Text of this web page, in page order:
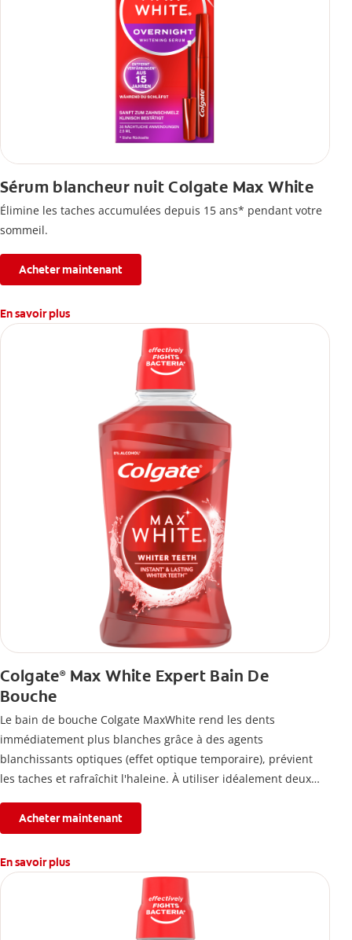
Sérum blancheur nuit Colgate Max White
Élimine les taches accumulées depuis 15 ans* pendant votre
sommeil.
Acheter maintenant
En savoir plus
Colgate®Max White Expert Bain De
Bouche
Le bain de bouche Colgate MaxWhite rend les dents
immédiatement plus blanches grâce à des agents
blanchissants optiques (effet optique temporaire), prévient
les taches et rafraîchit l'haleine. À utiliser idéalement deux
Acheter maintenant
En savoir plus